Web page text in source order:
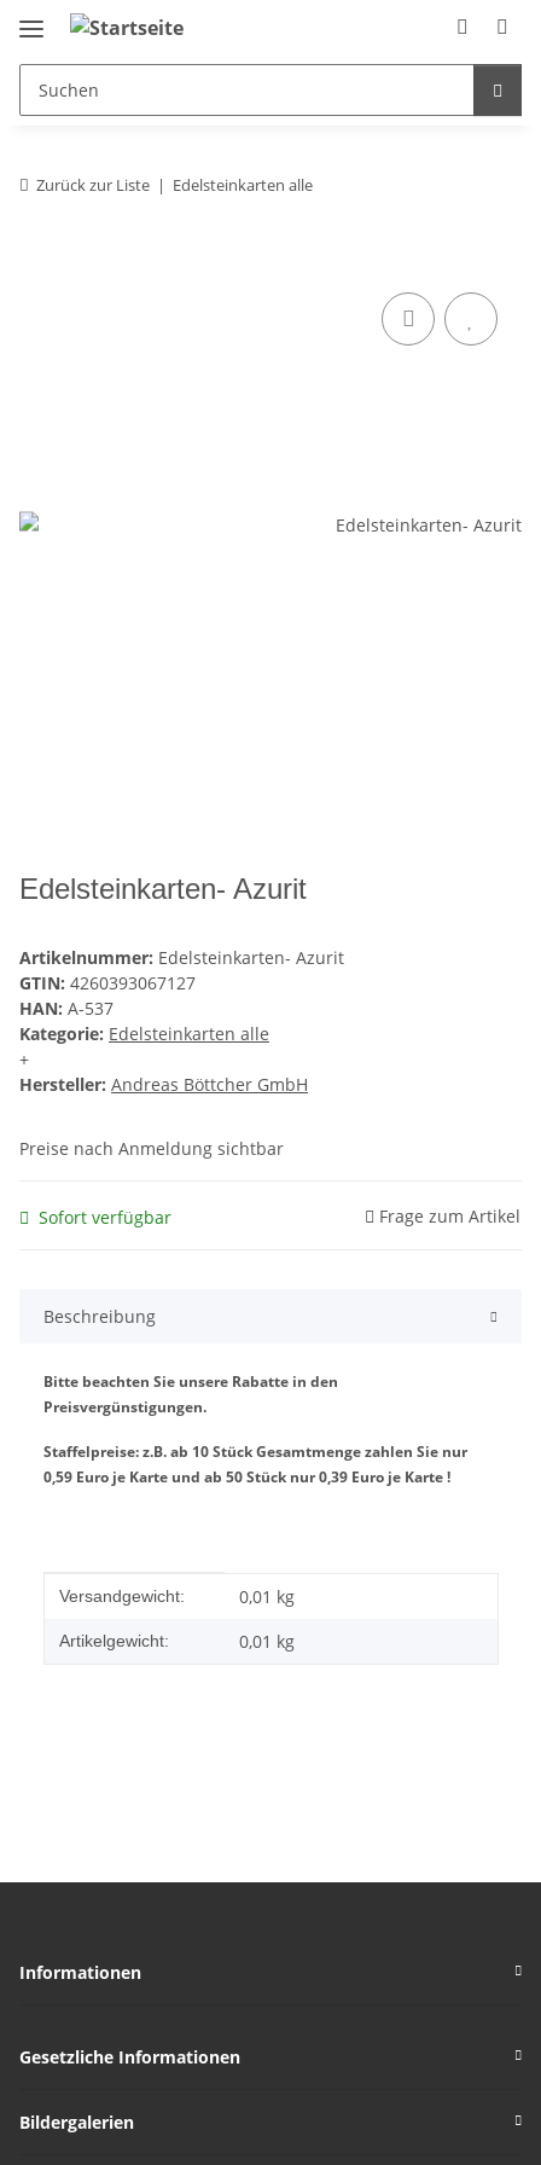
Zurück zur Liste Edelsteinkarten alle
Edelsteinkarten- Azurit
Artikelnummer: Edelsteinkarten- Azurit
GTIN: 4260393067127
HAN: A-537
Kategorie: Edelsteinkarten alle
+
Hersteller: Andreas Böttcher GmbH
Preise nach Anmeldung sichtbar
Sofort verfügbar Frage zum Artikel
Beschreibung
Bitte beachten Sie unsere Rabatte in den
Preisvergünstigungen.
Staffelpreise: z.B. ab 10 Stück Gesamtmenge zahlen Sie nur
0,59 Euro je Karte und ab 50 Stück nur 0,39 Euro je Karte !
Produkteigenschaft
Wert
Versandgewicht: 0,01 kg
Artikelgewicht: 0,01 kg
Informationen
Gesetzliche Informationen
Bildergalerien